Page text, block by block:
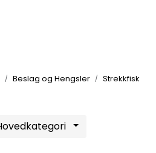
Beslag og Hengsler Strekkfisk